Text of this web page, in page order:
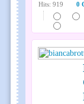
0
Hits: 919